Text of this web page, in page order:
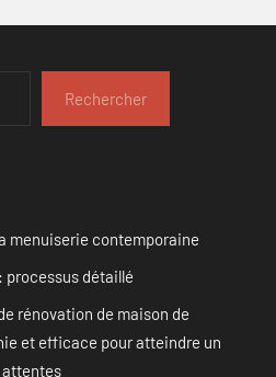
Rechercher
menuiserie contemporaine
processus détaillé
rénovation de maison de
et efficace pour atteindre un
attentes